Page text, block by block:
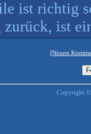
ist richtig
zurück, ist
[Neuen
Copyright ©